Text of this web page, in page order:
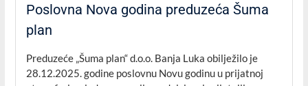
Poslovna Nova godina preduzeća Šuma
plan
Preduzeće „Šuma plan“ d.o.o. Banja Luka obilježilo je
28.12.2025. godine poslovnu Novu godinu u prijatnoj